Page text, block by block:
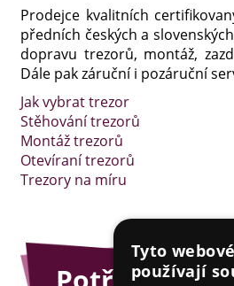
Prodejce kvalitních
předních českých a
dopravu trezorů, montáž,
Dále pak záruční i pozáruční
Jak vybrat trezor
Stěhování trezorů
Montáž trezorů
Otevíraní trezorů
Trezory na míru
Tyto
používají